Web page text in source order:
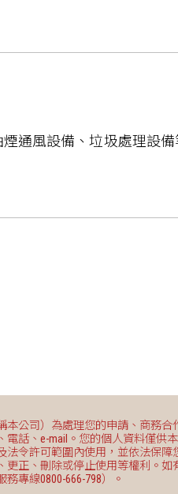
通風設備、垃圾處理設
本公司）為處理您的申請、商務合
話、e-mail。您的個人資料僅供
法令許可範圍內使用，並依法保障
更正、刪除或停止使用等權利。如
專線0800-666-798）。